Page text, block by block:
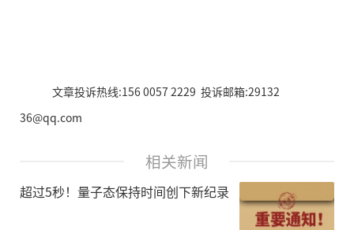
文章投诉热线:156 0057 2229 投诉邮箱:29132
36@qq.com
相关新闻
超过5秒！量子态保持时间创下新纪录